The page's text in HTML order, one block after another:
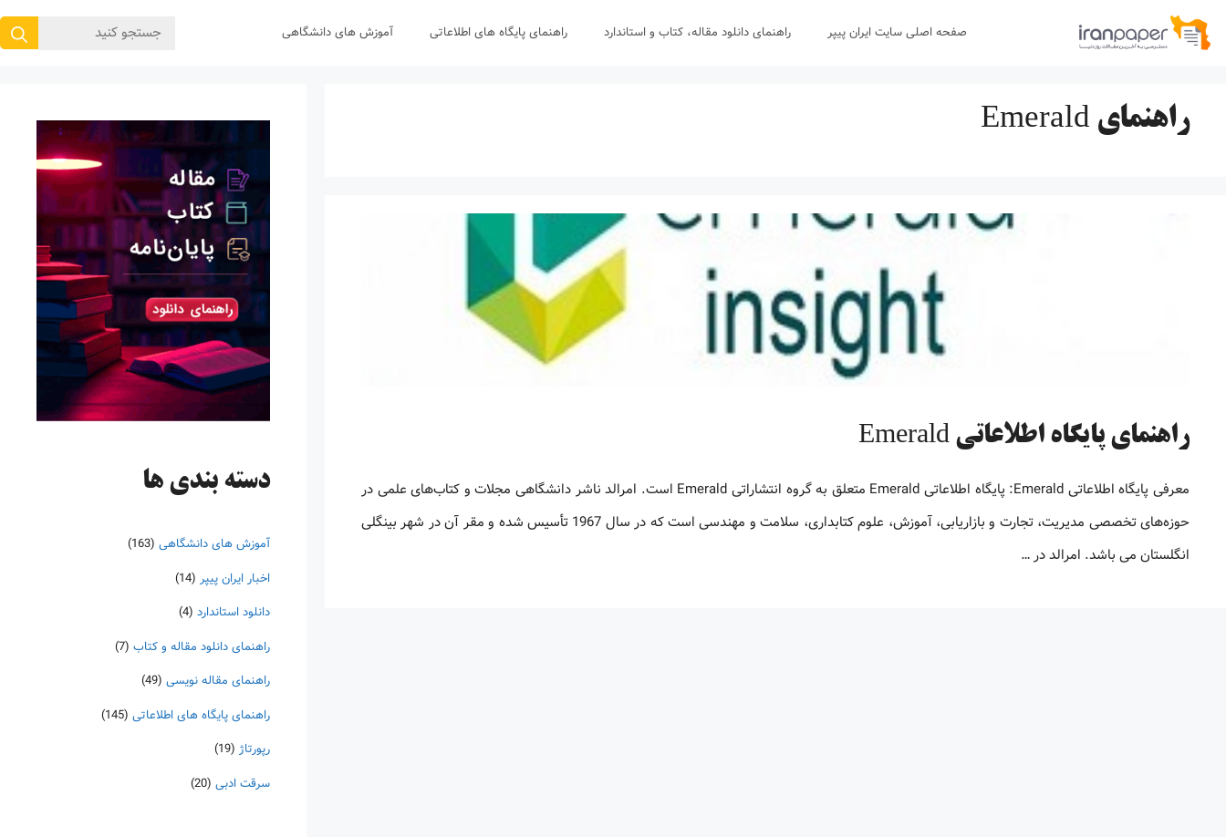
پرش
صفحه اصلی سایت ایران پیپر راهنمای دانلود مقاله، کتاب و استاندارد راهنمای پایگاه های اطلاعاتی آموزش های دانشگاهی
جستجوی
راهنمای Emerald
راهنمای پایگاه اطلاعاتی Emerald
معرفی پایگاه اطلاعاتی Emerald: پایگاه اطلاعاتی Emerald متعلق به گروه انتشاراتی Emerald است. امرالد ناشر دانشگاهی مجلات و کتاب‌های علمی در
حوزه‌های تخصصی مدیریت، تجارت و بازاریابی، آموزش، علوم کتابداری، سلامت و مهندسی است که در سال 1967 تأسیس شده و مقر آن در شهر بینگلی
انگلستان می باشد. امرالد در …
دسته‌ بندی ها
آموزش های دانشگاهی (163)
اخبار ایران پیپر (14)
دانلود استاندارد (4)
راهنمای دانلود مقاله و کتاب (7)
راهنمای مقاله نویسی (49)
راهنمای پایگاه های اطلاعاتی (145)
رپورتاژ (19)
سرقت ادبی (20)